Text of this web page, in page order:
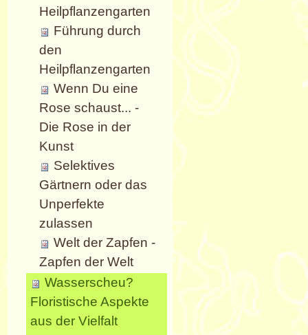
Heilpflanzengarten
Führung durch
den
Heilpflanzengarten
Wenn Du eine
Rose schaust... -
Die Rose in der
Kunst
Selektives
Gärtnern oder das
Unperfekte
zulassen
Welt der Zapfen -
Zapfen der Welt
Wasserscheu?
Floristische Aspekte
aus der Vielfalt